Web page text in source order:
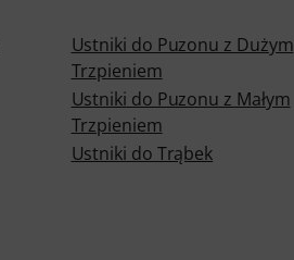
Ustniki do Puzonu z Dużym
Trzpieniem
Ustniki do Puzonu z Małym
Trzpieniem
Ustniki do Trąbek